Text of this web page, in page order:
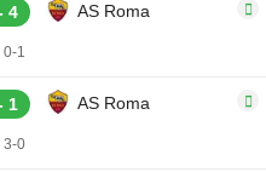
4 AS Roma
0-1
1 AS Roma
3-0